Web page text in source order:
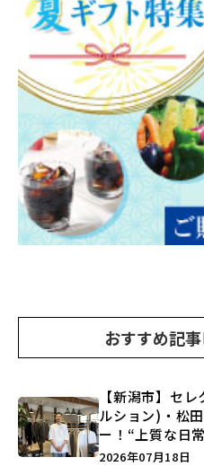
おすすめ記
【新潟市】セ
ルション)・松
ー！“上質な日
む提案とは？
2026年07月18日